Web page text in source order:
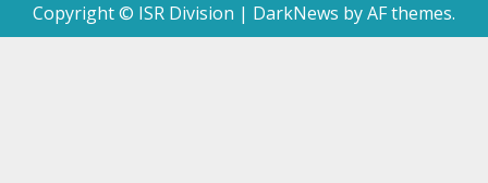
Copyright © ISR Division | DarkNews by AF themes.